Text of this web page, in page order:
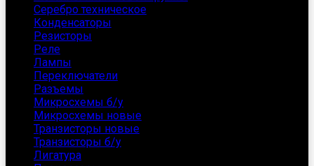
Серебро техническое
Конденсаторы
Резисторы
Реле
Лампы
Переключатели
Разъемы
Микросхемы б/у
Микросхемы новые
Транзисторы новые
Транзисторы б/у
Лигатура